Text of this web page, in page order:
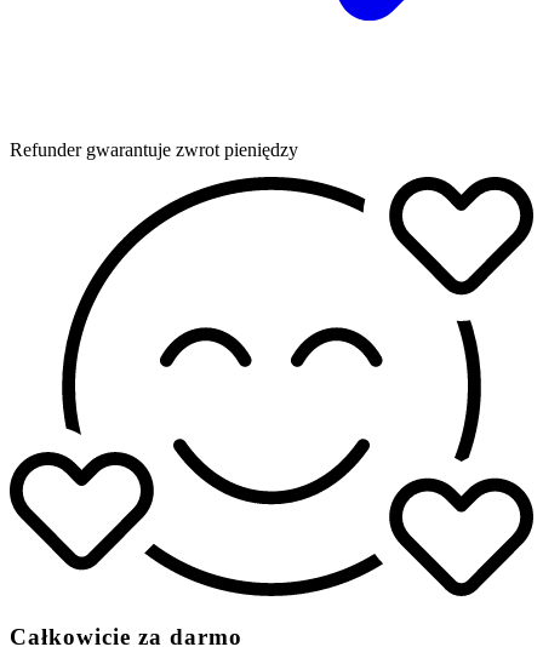
Refunder gwarantuje zwrot pieniędzy
Całkowicie za darmo